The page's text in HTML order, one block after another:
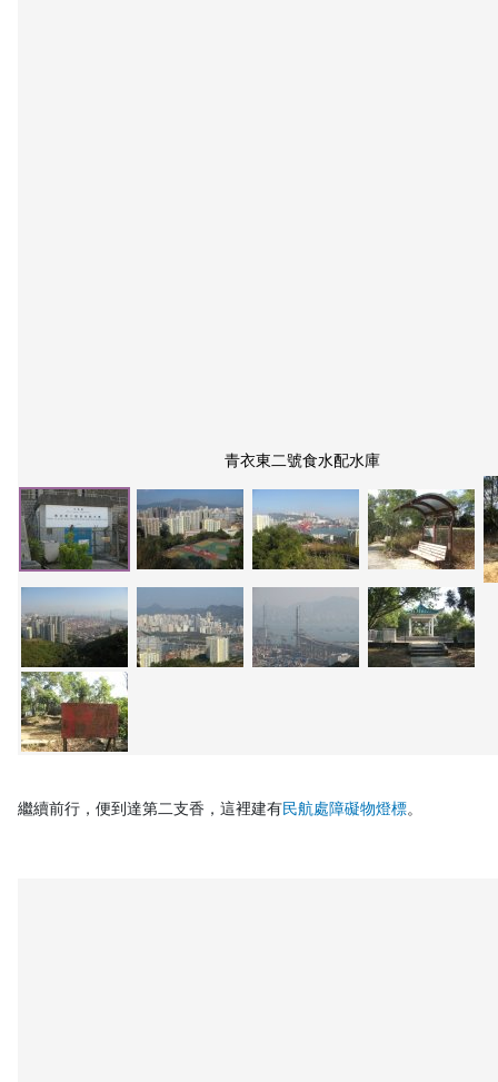
青衣東二號食水配水庫
繼續前行，便到達第二支香，這裡建有民航處障礙物燈標。